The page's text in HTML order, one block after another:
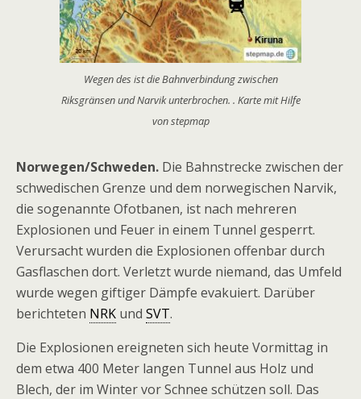
Wegen des ist die Bahnverbindung zwischen
Riksgränsen und Narvik unterbrochen. . Karte mit Hilfe
von stepmap
Norwegen/Schweden. Die Bahnstrecke zwischen der
schwedischen Grenze und dem norwegischen Narvik,
die sogenannte Ofotbanen, ist nach mehreren
Explosionen und Feuer in einem Tunnel gesperrt.
Verursacht wurden die Explosionen offenbar durch
Gasflaschen dort. Verletzt wurde niemand, das Umfeld
wurde wegen giftiger Dämpfe evakuiert. Darüber
berichteten NRK und SVT.
Die Explosionen ereigneten sich heute Vormittag in
dem etwa 400 Meter langen Tunnel aus Holz und
Blech, der im Winter vor Schnee schützen soll. Das